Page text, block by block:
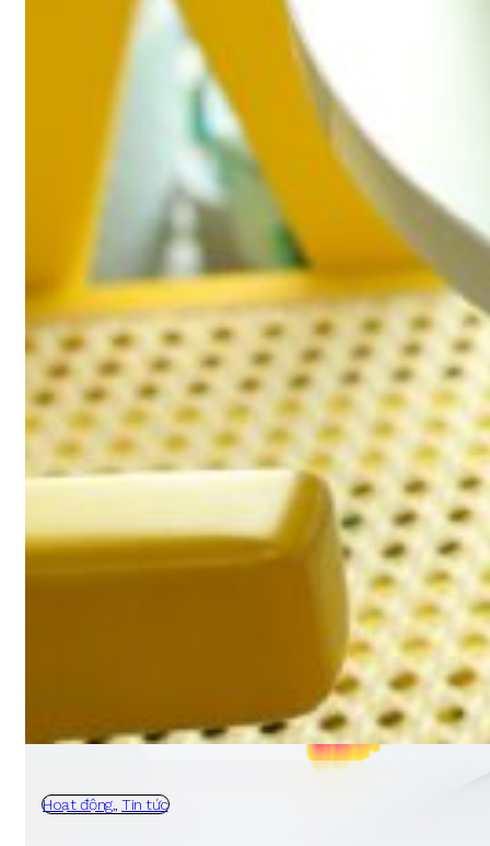
Hộp quà Tết 2025 Vân Tay Media
Read more
Hoạt động , Tin tức